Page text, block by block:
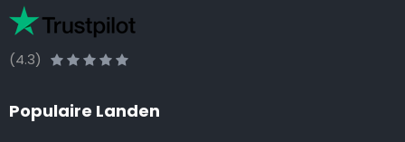
(4.3)
Populaire Landen